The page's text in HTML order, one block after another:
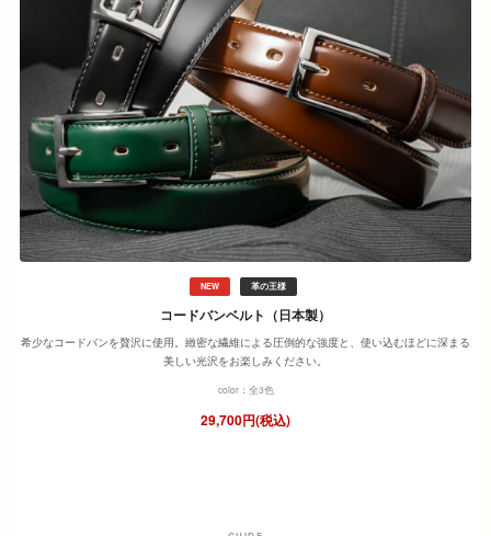
NEW 革の王様
コードバンベルト（日本製）
希少なコードバンを贅沢に使用。緻密な繊維による圧倒的な強度と、使い込むほどに深まる
美しい光沢をお楽しみください。
color：全3色
29,700円(税込)